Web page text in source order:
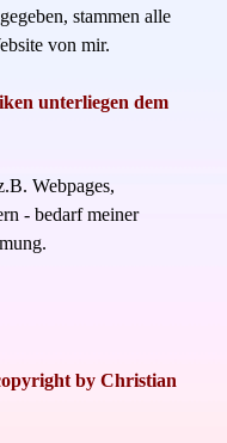
stammen alle
von mir.
unterliegen dem
Webpages,
- bedarf meiner
by Christian